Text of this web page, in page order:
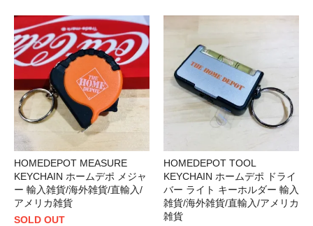
HOMEDEPOT MEASURE
KEYCHAIN ホームデポ メジャ
ー 輸入雑貨/海外雑貨/直輸入/
アメリカ雑貨
SOLD OUT
HOMEDEPOT TOOL
KEYCHAIN ホームデポ ドライ
バー ライト キーホルダー 輸入
雑貨/海外雑貨/直輸入/アメリカ
雑貨